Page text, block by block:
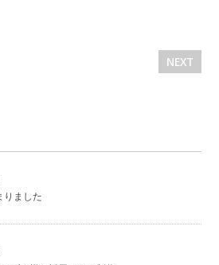
NEXT
りました